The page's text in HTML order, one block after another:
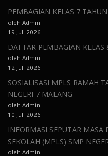
PEMBAGIAN KELAS 7
oleh Admin
19 Juli 2026
DAFTAR PEMBAGIAN
oleh Admin
12 Juli 2026
SOSIALISASI MPLS RAMAH
NEGERI 7 MALANG
oleh Admin
10 Juli 2026
INFORMASI SEPUTAR
SEKOLAH (MPLS) SMP
oleh Admin